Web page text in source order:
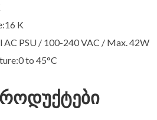
K
AC PSU / 100-240 VAC / Max. 42W
to 45°C